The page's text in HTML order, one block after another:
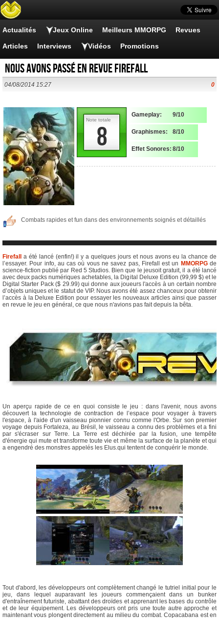
Actualités Jeux Online Meilleurs MMORPG Revues
Articles Interviews Vidéos Promotions
Nous avons passé en revue Firefall
04/08/2014 15:27 0
8
Note totale
Gameplay: 9/10
Graphismes: 8/10
Effet Sonores: 8/10
Combats rapides et fun dans des environnements soignés et détaillés
Firefall
a été lancé (enfin!) il y a quelques jours et nous avons eu la chance de
l’essayer. Pour info, au cas où vous ne savez pas, Firefall est un MMORPGde
science-fiction publié par Red 5 Studios. Bien que le jeusoit gratuit, il a été lancé
avec deux packs numériques achetables, la Digital Deluxe Edition (99,99 $) et le
Digital Starter Pack ($ 29.99) qui donne aux joueurs l'accès à un certain nombre
d’objets uniques et le statut de VIP. Nous avons été assez chanceux pour obtenir
l’accès à la Deluxe Edition pour essayer les nouveaux articles ainsi que passer
en revue le jeu en général, ce que nous n'avions pas fait depuis la bêta.
Un aperçu rapide de ce en quoi consiste le jeu : dans l'avenir, nous avons
découvert la technologie de contraction de l’espace pour voyager à travers
l'espace, à l'aide d'un vaisseau pionnier connu comme l'Orbe. Sur son premier
voyage depuis Fortaleza, au Brésil, le vaisseau a connu des problèmes et a fini
par s'écraser sur Terre. La Terre est déchirée par la fusion, une tempête
d'énergie qui mute et transforme toute vie et même la surface de la planète et qui
a engendré des monstres appelés les Elus.qui tentent de conquérir le monde.
Tout d'abord, les développeurs ont complètement changé le tutriel initial pour le
jeu, dans lequel auparavant les joueurs commençaient dans un bunker
d'entraînement futuriste, abattant des droïdes et apprenant les bases du contrôle
et de leur équipement. Les développeurs ont pris une toute autre approche et
maintenant vous plongent directement au milieu du combat. Copacabana est en